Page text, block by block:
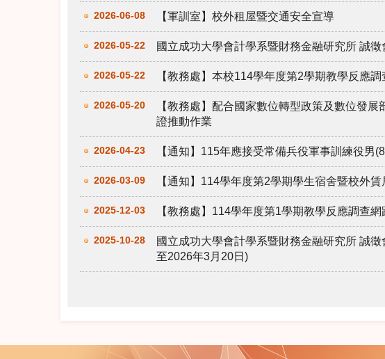
2026-06-08 【軍訓室】校外租屋暨交通安全宣導
2026-05-22 國立成功大學會計學系暨財務金融研究所 誠
2026-05-22 【教務處】本校114學年度第2學期教學反應
2026-05-20
【教務處】配合國家數位轉型政策及數位發
證推動作業
2026-04-23 【通知】115年應接受常備兵役軍事訓練役
2026-03-09 【通知】114學年度第2學期學生宿舍暨校外
2025-12-03 【教務處】114學年度第1學期教學反應調查
2025-10-28
國立成功大學會計學系暨財務金融研究所 誠
至2026年3月20日)